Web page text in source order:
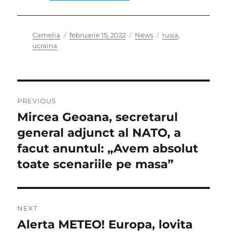
Author
Camelia
Posted
februarie 15, 2022 Categories
News Tags
rusia,
ucraina
în
articole
PREVIOUS
Previous
post:
Mircea Geoana, secretarul
general adjunct al NATO, a
facut anuntul: „Avem absolut
toate scenariile pe masa”
NEXT
Next
Alerta METEO! Europa, lovita